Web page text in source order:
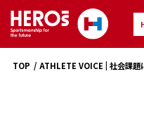
TOP ATHLETE VOICE | 社会課題